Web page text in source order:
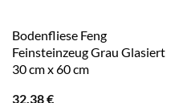
Bodenfliese Feng
Feinsteinzeug Grau Glasiert
30 cm x 60 cm
32,38€